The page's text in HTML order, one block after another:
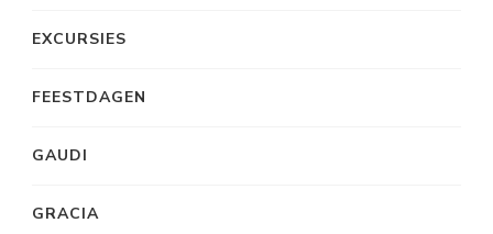
EXCURSIES
FEESTDAGEN
GAUDI
GRACIA